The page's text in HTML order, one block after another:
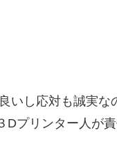
いし応対も誠実
Dプリンター人が